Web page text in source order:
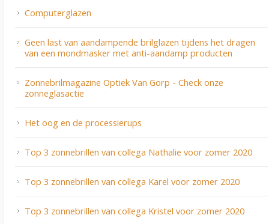
Computerglazen
Geen last van aandampende brilglazen tijdens het dragen
van een mondmasker met anti-aandamp producten
Zonnebrilmagazine Optiek Van Gorp - Check onze
zonneglasactie
Het oog en de processierups
Top 3 zonnebrillen van collega Nathalie voor zomer 2020
Top 3 zonnebrillen van collega Karel voor zomer 2020
Top 3 zonnebrillen van collega Kristel voor zomer 2020